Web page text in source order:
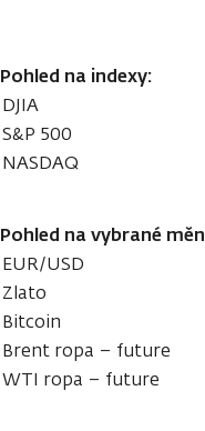
Pohled na indexy:
DJIA
S&P 500
NASDAQ
Pohled na vybrané
EUR/USD
Zlato
Bitcoin
Brent ropa – future
WTI ropa – future